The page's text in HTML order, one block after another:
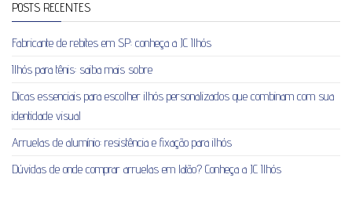
POSTS RECENTES
Fabricante de rebites em SP: conheça a JC Ilhós
Ilhós para tênis: saiba mais sobre
Dicas essenciais para escolher ilhós personalizados que combinam com sua
identidade visual
Arruelas de alumínio: resistência e fixação para ilhós
Dúvidas de onde comprar arruelas em latão? Conheça a JC Ilhós